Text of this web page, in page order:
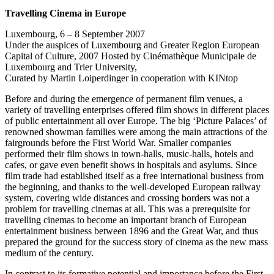
Travelling Cinema in Europe
Luxembourg, 6 – 8 September 2007
Under the auspices of Luxembourg and Greater Region European
Capital of Culture, 2007 Hosted by Cinémathèque Municipale de
Luxembourg and Trier University,
Curated by Martin Loiperdinger in cooperation with KINtop
Before and during the emergence of permanent film venues, a
variety of travelling enterprises offered film shows in different places
of public entertainment all over Europe. The big ‘Picture Palaces’ of
renowned showman families were among the main attractions of the
fairgrounds before the First World War. Smaller companies
performed their film shows in town-halls, music-halls, hotels and
cafes, or gave even benefit shows in hospitals and asylums. Since
film trade had established itself as a free international business from
the beginning, and thanks to the well-developed European railway
system, covering wide distances and crossing borders was not a
problem for travelling cinemas at all. This was a prerequisite for
travelling cinemas to become an important branch of European
entertainment business between 1896 and the Great War, and thus
prepared the ground for the success story of cinema as the new mass
medium of the century.